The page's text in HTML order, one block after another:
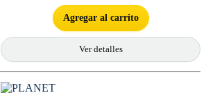
Agregar al carrito
Ver detalles